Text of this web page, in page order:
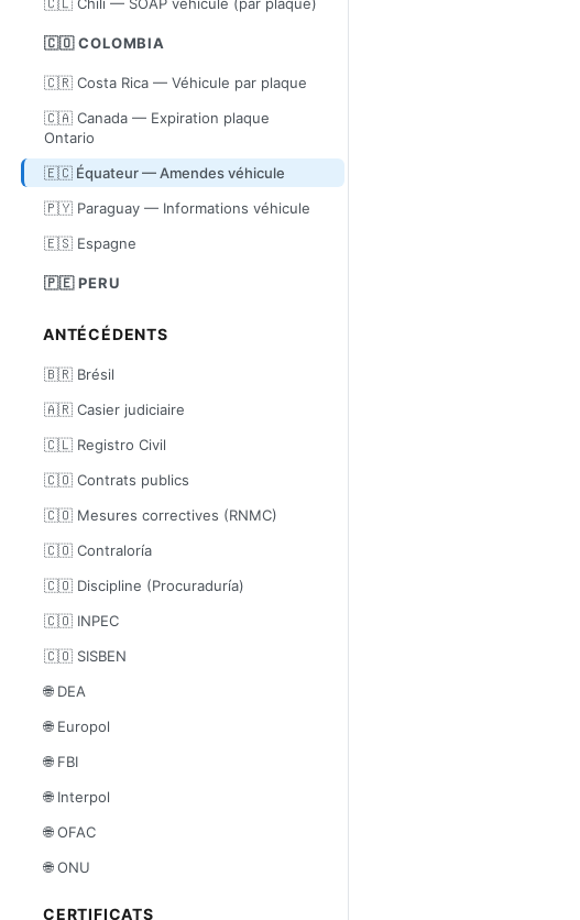
🇨🇴 COLOMBIA
🇨🇷 Costa Rica — Véhicule par plaque
🇨🇦 Canada — Expiration plaque
Ontario
🇪🇨 Équateur — Amendes véhicule
🇵🇾 Paraguay — Informations véhicule
🇪🇸 Espagne
🇵🇪 PERU
ANTÉCÉDENTS
🇧🇷 Brésil
🇦🇷 Casier judiciaire
🇨🇱 Registro Civil
🇨🇴 Contrats publics
🇨🇴 Mesures correctives (RNMC)
🇨🇴 Contraloría
🇨🇴 Discipline (Procuraduría)
🇨🇴 INPEC
🇨🇴 SISBEN
🌐 DEA
🌐 Europol
🌐 FBI
🌐 Interpol
🌐 OFAC
🌐 ONU
CERTIFICATS